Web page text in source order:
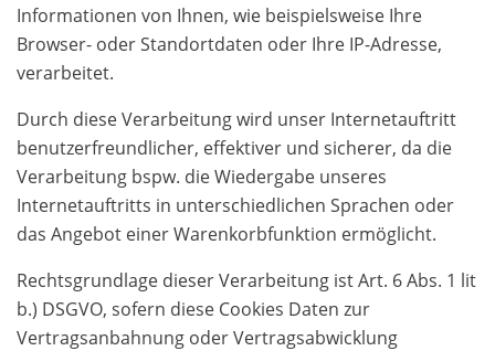
Informationen von Ihnen, wie beispielsweise Ihre
Browser- oder Standortdaten oder Ihre IP-Adresse,
verarbeitet.
Durch diese Verarbeitung wird unser Internetauftritt
benutzerfreundlicher, effektiver und sicherer, da die
Verarbeitung bspw. die Wiedergabe unseres
Internetauftritts in unterschiedlichen Sprachen oder
das Angebot einer Warenkorbfunktion ermöglicht.
Rechtsgrundlage dieser Verarbeitung ist Art. 6 Abs. 1 lit
b.) DSGVO, sofern diese Cookies Daten zur
Vertragsanbahnung oder Vertragsabwicklung